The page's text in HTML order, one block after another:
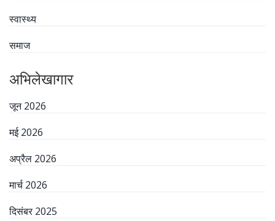
स्वास्थ्य
समाज
अभिलेखागार
जून 2026
मई 2026
अप्रैल 2026
मार्च 2026
दिसंबर 2025